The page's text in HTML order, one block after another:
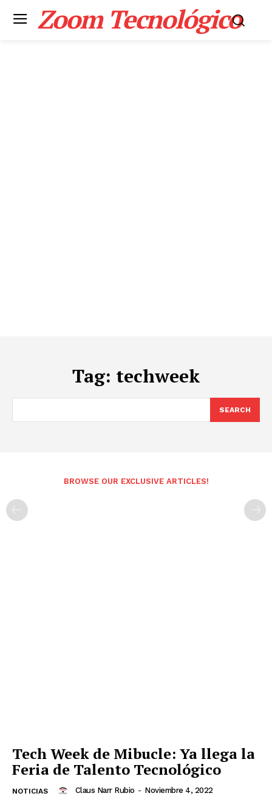
Zoom Tecnológico
Tag: techweek
SEARCH
BROWSE OUR EXCLUSIVE ARTICLES!
Tech Week de Mibucle: Ya llega la
Feria de Talento Tecnológico
NOTICIAS Claus Narr Rubio - Noviembre 4, 2022